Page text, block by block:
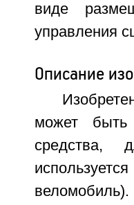
виде
управления
Описание
может быть
средства,